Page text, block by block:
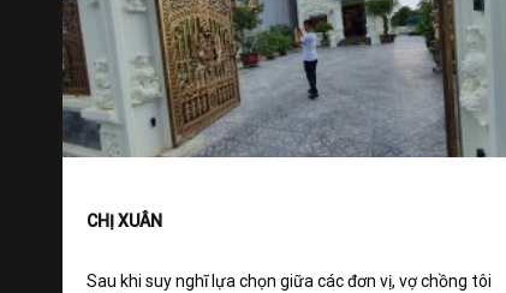
CHỊ XUÂN
Sau khi suy nghĩ lựa chọn giữa các đơn vị, vợ chồng tôi